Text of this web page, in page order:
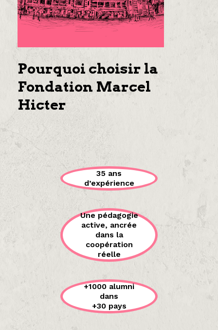
Pourquoi choisir la
Fondation Marcel
Hicter
35 ans
d’expérience
Une pédagogie
active, ancrée
dans la
coopération
réelle
+1000 alumni
dans
+30 pays